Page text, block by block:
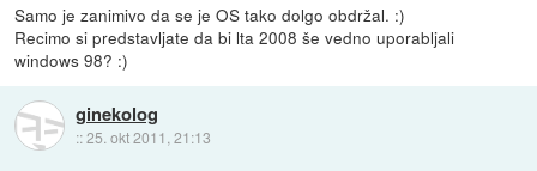
Samo je zanimivo da se je OS tako dolgo obdržal. :)
Recimo si predstavljate da bi lta 2008 še vedno uporabljali
windows 98? :)
ginekolog
::25. okt 2011, 21:13